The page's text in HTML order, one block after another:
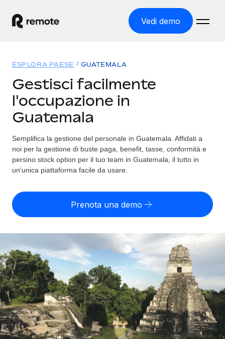
Vedi demo
ASSUMI NEL MONDO
Global Payroll
Employer of Record
Espanditi con zero costi di entità locale
Chiedi a un esperto
Affidati agli esperti per la gestione HR e la
compliance globale
Soluzioni
Ricerca paesi
Trova i servizi di supporto all’impiego per ogni Paese
Confronta Remote
Partner tecnologici strategici
Integra l'HR globale nella tua piattaforma in modo
flessibile
CASE STUDIES
Tariffe
Italiano
English
Nederlands
Français
Deutsch
Español
Italiano
Login
ESPLORA PAESE GUATEMALA
Gestisci facilmente
l'occupazione in
Guatemala
Semplifica la gestione del personale in Guatemala. Affidati a
noi per la gestione di buste paga, benefit, tasse, conformità e
persino stock option per il tuo team in Guatemala, il tutto in
un'unica piattaforma facile da usare.
Prenota una demo